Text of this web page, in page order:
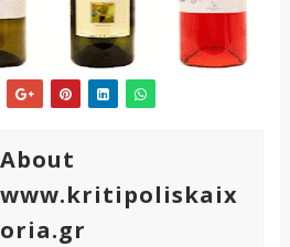
About
www.kritipoliskaix
oria.gr